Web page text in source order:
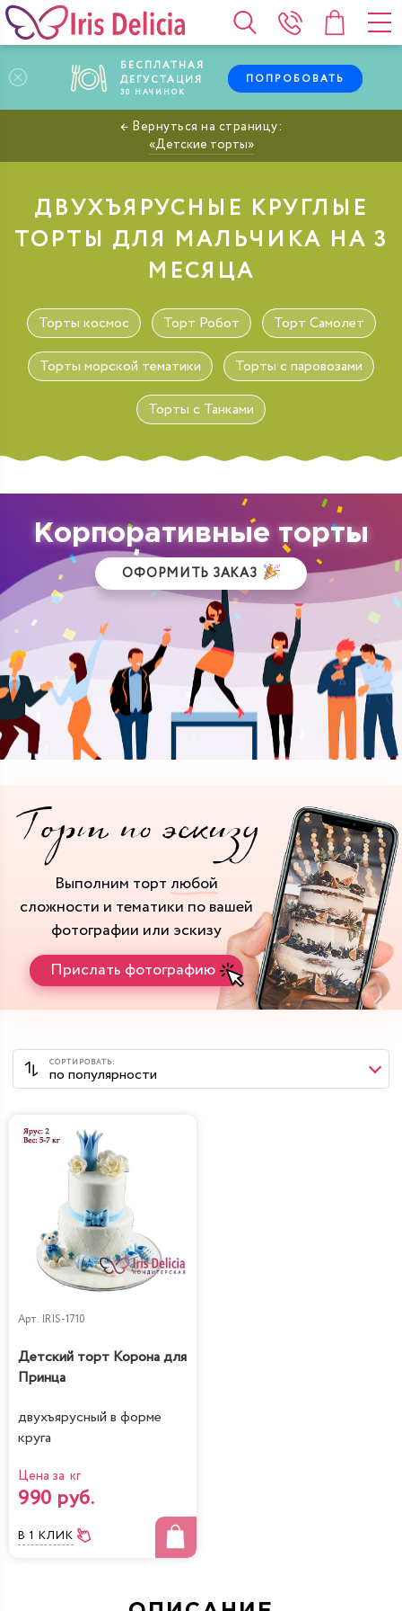
БЕСПЛАТНАЯ
ДЕГУСТАЦИЯ
30 НАЧИНОК
ПОПРОБОВАТЬ
Детские торты
ДВУХЪЯРУСНЫЕ КРУГЛЫЕ
ТОРТЫ ДЛЯ МАЛЬЧИКА НА 3
МЕСЯЦА
Торты космос Торт Робот Торт Самолет
Торты морской тематики Торты с паровозами
Торты с Танками
Корпоративные торты
ОФОРМИТЬ ЗАКАЗ
Выполним торт любой
сложности и тематики по вашей
фотографии или эскизу
Прислать фотографию
Арт. IRIS-1710
Детский торт Корона для
Принца
двухъярусный в форме
круга
Цена за кг
990 руб.
В 1 КЛИК